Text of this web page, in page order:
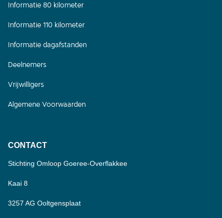
Informatie 80 kilometer
Informatie 110 kilometer
Informatie dagafstanden
Deelnemers
Vrijwilligers
Algemene Voorwaarden
CONTACT
Stichting Omloop Goeree-Overflakkee
Kaai 8
3257 AG Ooltgensplaat